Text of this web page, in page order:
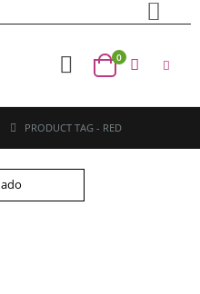
0
PRODUCT TAG - RED